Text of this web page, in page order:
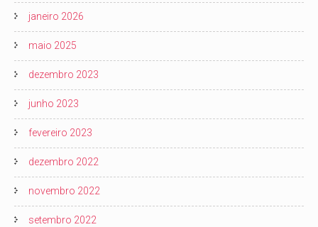
janeiro 2026
maio 2025
dezembro 2023
junho 2023
fevereiro 2023
dezembro 2022
novembro 2022
setembro 2022